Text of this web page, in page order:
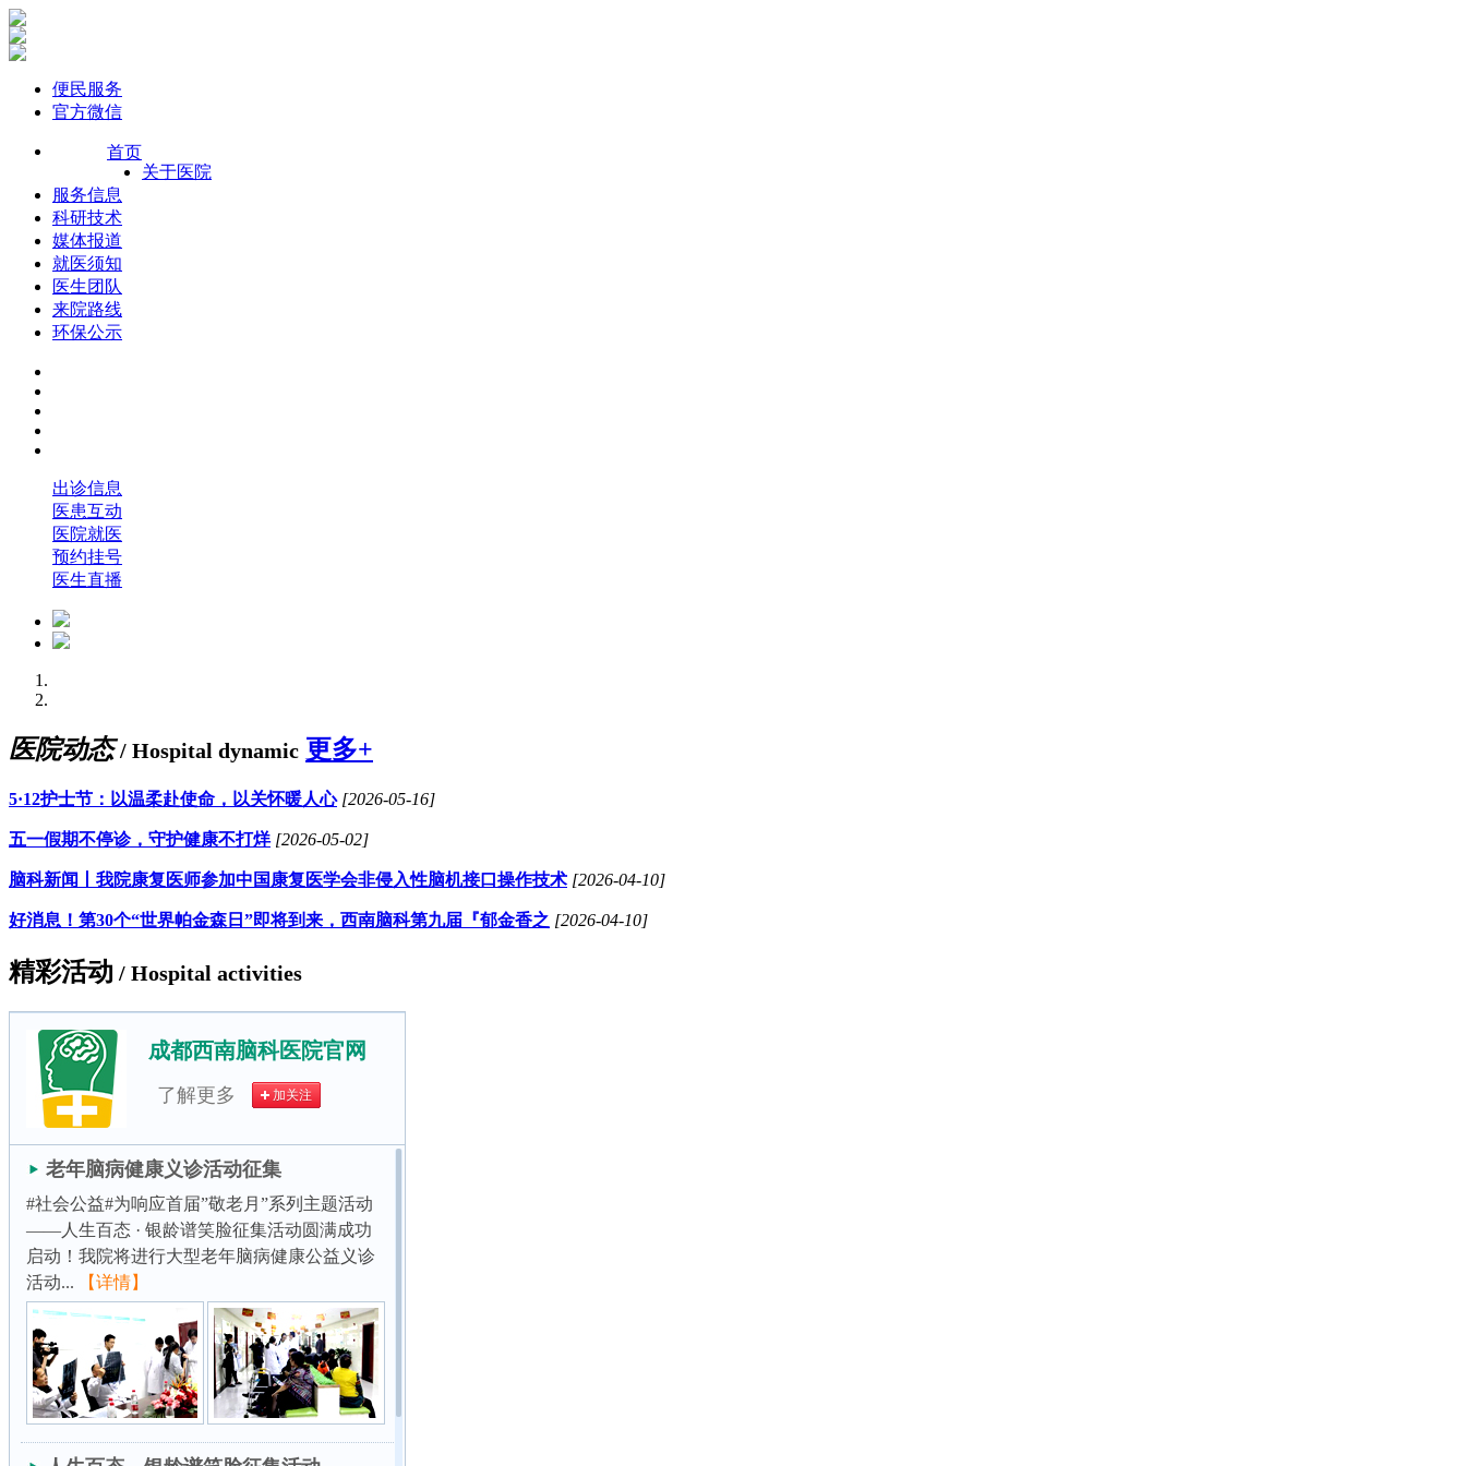
便民服务
官方微信
首页
关于医院
服务信息
科研技术
媒体报道
就医须知
医生团队
来院路线
环保公示
出诊信息
医患互动
医院就医
预约挂号
医生直播
医院动态 / Hospital dynamic 更多+
5·12护士节：以温柔赴使命，以关怀暖人心 [2026-05-16]
五一假期不停诊，守护健康不打烊 [2026-05-02]
脑科新闻丨我院康复医师参加中国康复医学会非侵入性脑机接口操作技术 [2026-04-10]
好消息！第30个“世界帕金森日”即将到来，西南脑科第九届『郁金香之 [2026-04-10]
精彩活动 / Hospital activities